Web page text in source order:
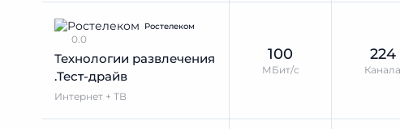
Ростелеком
0.0
Технологии развлечения
.Тест-драйв
Интернет + ТВ
100
МБит/с
224
Канала